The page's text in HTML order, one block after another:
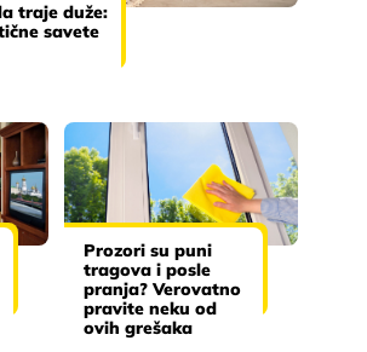
traje duže:
savete
Prozori su puni
tragova i posle
pranja? Verovatno
pravite neku od
ovih grešaka